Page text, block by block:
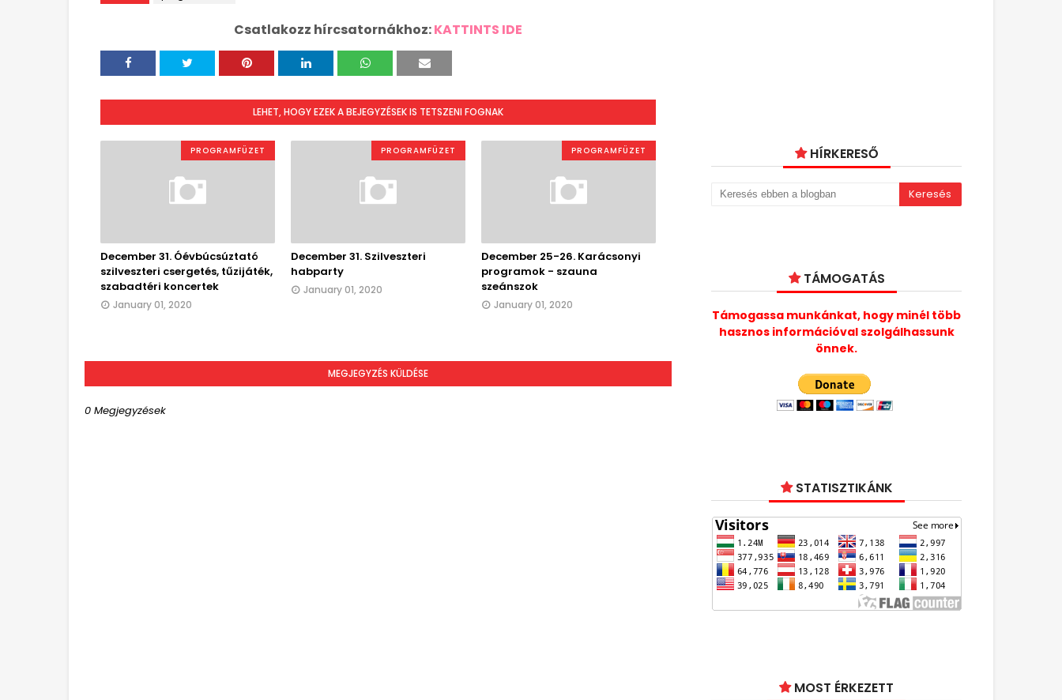
Csatlakozz hírcsatornákhoz:KATTINTS IDE
LEHET, HOGY EZEK A BEJEGYZÉSEK IS TETSZENI FOGNAK
PROGRAMFÜZET
December 31. Óévbúcsúztató
szilveszteri csergetés, tűzijáték,
szabadtéri koncertek
January 01, 2020
PROGRAMFÜZET
December 31. Szilveszteri
habparty
January 01, 2020
PROGRAMFÜZET
December 25-26. Karácsonyi
programok - szauna
szeánszok
January 01, 2020
MEGJEGYZÉS KÜLDÉSE
0 Megjegyzések
HÍRKERESŐ
TÁMOGATÁS
Támogassa munkánkat, hogy minél több
hasznos információval szolgálhassunk
önnek.
STATISZTIKÁNK
MOST ÉRKEZETT